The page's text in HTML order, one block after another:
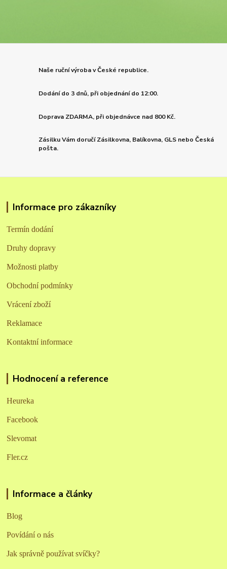
Naše ruční výroba v České republice.
Dodání do 3 dnů, při objednání do 12:00.
Doprava ZDARMA, při objednávce nad 800 Kč.
Zásilku Vám doručí Zásilkovna, Balíkovna, GLS nebo Česká
pošta.
Informace pro zákazníky
Termín dodání
Druhy dopravy
Možnosti platby
Obchodní podmínky
Vrácení zboží
Reklamace
Kontaktní informace
Hodnocení a reference
Heureka
Facebook
Slevomat
Fler.cz
Informace a články
Blog
Povídání o nás
Jak správně používat svíčky?